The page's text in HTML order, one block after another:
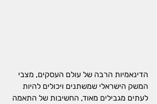
הדינאמיות הרבה של עולם העסקים, מצבי
המשק הישראלי שמשתנים ויכולים להיות
לעתים מגבילים מאוד, החשיבות של התאמה